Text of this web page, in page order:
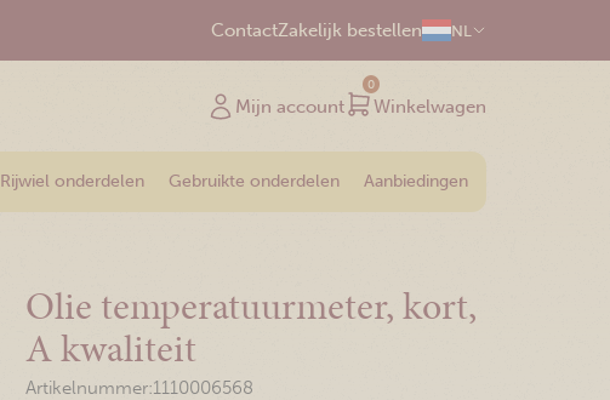
ContactZakelijk bestellen NL
Mijn account
0
Winkelwagen
Rijwiel onderdelen Gebruikte onderdelen Aanbiedingen
Olie temperatuurmeter, kort,
A kwaliteit
Artikelnummer:1110006568